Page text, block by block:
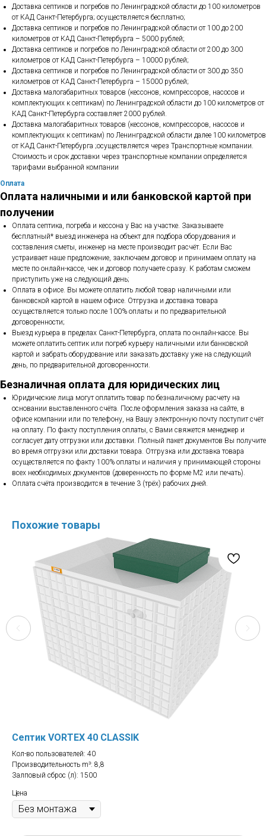
Доставка септиков и погребов по Ленинградской области до 100 километров
от КАД Санкт-Петербурга; осуществляется бесплатно;
Доставка септиков и погребов по Ленинградской области от 100 до 200
километров от КАД Санкт-Петербурга – 5000 рублей;
Доставка септиков и погребов по Ленинградской области от 200 до 300
километров от КАД Санкт-Петербурга – 10000 рублей;
Доставка септиков и погребов по Ленинградской области от 300 до 350
километров от КАД Санкт-Петербурга – 15000 рублей;
Доставка малогабаритных товаров (кессонов, компрессоров, насосов и
комплектующих к септикам) по Ленинградской области до 100 километров от
КАД Санкт-Петербурга составляет 2000 рублей.
Доставка малогабаритных товаров (кессонов, компрессоров, насосов и
комплектующих к септикам) по Ленинградской области далее 100 километров
от КАД Санкт-Петербурга ;осуществляется через Транспортные компании.
Стоимость и срок доставки через транспортные компании определяется
тарифами выбранной компании
Оплата
Оплата наличными и или банковской картой при
получении
Оплата септика, погреба и кессона у Вас на участке. Заказываете
бесплатный* выезд инженера на объект для подбора оборудования и
составления сметы, инженер на месте производит расчёт. Если Вас
устраивает наше предложение, заключаем договор и принимаем оплату на
месте по онлайн-кассе, чек и договор получаете сразу. К работам сможем
приступить уже на следующий день;
Оплата в офисе. Вы можете оплатить любой товар наличными или
банковской картой в нашем офисе. Отгрузка и доставка товара
осуществляется только после 100% оплаты и по предварительной
договоренности;
Выезд курьера в пределах Санкт-Петербурга, оплата по онлайн-кассе. Вы
можете оплатить септик или погреб курьеру наличными или банковской
картой и забрать оборудование или заказать доставку уже на следующий
день, по предварительной договоренности.
Безналичная оплата для юридических лиц
Юридические лица могут оплатить товар по безналичному расчету на
основании выставленного счёта. После оформления заказа на сайте, в
офисе компании или по телефону, на Вашу электронную почту поступит счёт
на оплату. По факту поступления оплаты, с Вами свяжется менеджер и
согласует дату отгрузки или доставки. Полный пакет документов Вы получите
во время отгрузки или доставки товара. Отгрузка или доставка товара
осуществляется по факту 100% оплаты и наличия у принимающей стороны
всех необходимых документов (доверенность по форме М2 или печать).
Оплата счёта производится в течение 3 (трёх) рабочих дней.
Похожие товары
Септик VORTEX 40 CLASSIK
Кол-во пользователей: 40
Производительность m³: 8,8
Залповый сброс (л): 1500
Цена